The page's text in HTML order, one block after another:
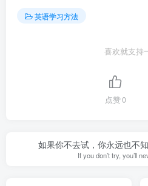
英语学习方法
喜欢就支持
点赞0
如果你不去试，你永远也不
If you don’t try, you’ll